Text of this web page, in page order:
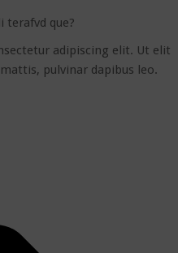
terafvd que?
adipiscing elit. Ut elit
pulvinar dapibus leo.